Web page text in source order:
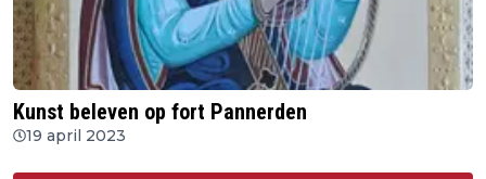
Kunst beleven op fort Pannerden
19 april 2023